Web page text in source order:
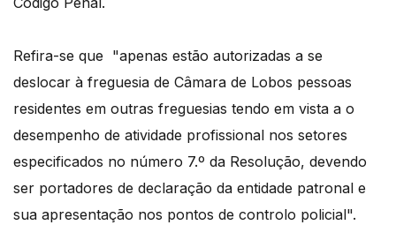
Refira-se que "apenas estão autorizadas a se
deslocar à freguesia de Câmara de Lobos pessoas
residentes em outras freguesias tendo em vista a o
desempenho de atividade profissional nos setores
especificados no número 7.º da Resolução, devendo
ser portadores de declaração da entidade patronal e
sua apresentação nos pontos de controlo policial".